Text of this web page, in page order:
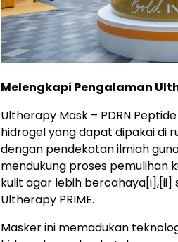
Melengkapi Pengalaman
Ultherapy Mask – PDRN
hidrogel yang dapat dipakai di
dengan pendekatan ilmiah
mendukung proses pemulihan
kulit agar lebih bercahaya[i],[ii]
Ultherapy PRIME.
Masker ini memadukan